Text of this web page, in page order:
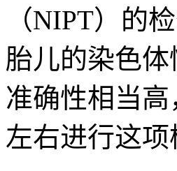
（NIPT）的
胎儿的染色
准确性相当
左右进行这